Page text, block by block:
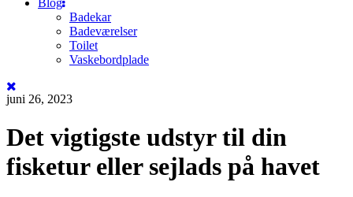
Badekar
Badeværelser
Toilet
Vaskebordplade
juni 26, 2023
Det vigtigste udstyr til din
fisketur eller sejlads på havet